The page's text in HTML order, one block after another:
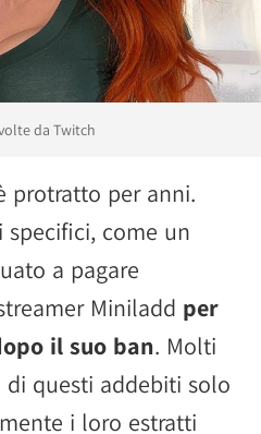
da Twitch
protratto per anni.
specifici, come un
a pagare
Miniladd per
il suo ban. Molti
questi addebiti solo
i loro estratti